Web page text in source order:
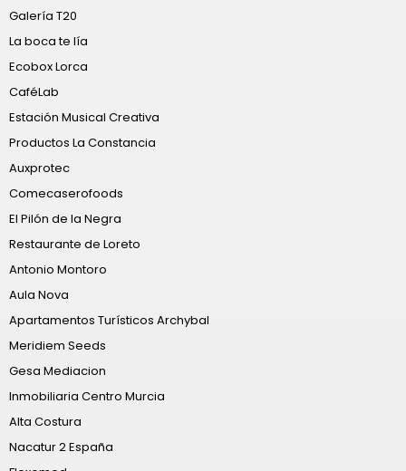
Galería T20
La boca te lía
Ecobox Lorca
CaféLab
Estación Musical Creativa
Productos La Constancia
Auxprotec
Comecaserofoods
El Pilón de la Negra
Restaurante de Loreto
Antonio Montoro
Aula Nova
Apartamentos Turísticos Archybal
Meridiem Seeds
Gesa Mediacion
Inmobiliaria Centro Murcia
Alta Costura
Nacatur 2 España